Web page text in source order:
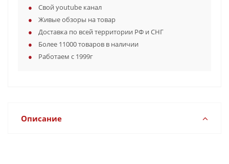
Свой youtube канал
Живые обзоры на товар
Доставка по всей территории РФ и СНГ
Более 11000 товаров в наличии
Работаем с 1999г
Описание